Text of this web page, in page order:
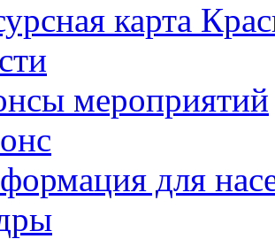
карта
мероприятий
для